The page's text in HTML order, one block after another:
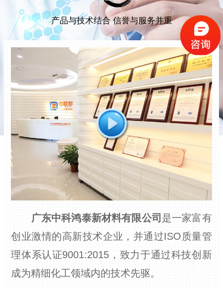
产品与技术结合 信誉与服务并重
广东中科鸿泰新材料有限公司 是一家富有
创业激情的高新技术企业，并通过ISO质量管
理体系认证9001:2015，致力于通过科技创新
成为精细化工领域内的技术先驱。